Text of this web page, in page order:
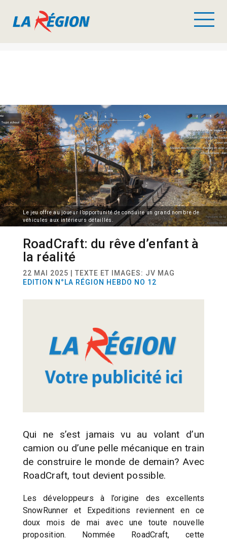
Le jeu offre au joueur l’opportunité de conduire un grand nombre de
véhicules aux intérieurs détaillés.
RoadCraft: du rêve d’enfant à
la réalité
22 MAI 2025 | TEXTE ET IMAGES: JV MAG
EDITION N°LA RÉGION HEBDO NO 12
Qui ne s’est jamais vu au volant d’un
camion ou d’une pelle mécanique en train
de construire le monde de demain? Avec
RoadCraft, tout devient possible.
Les développeurs à l’origine des excellents
SnowRunner et Expeditions reviennent en ce
doux mois de mai avec une toute nouvelle
proposition. Nommée RoadCraft, cette